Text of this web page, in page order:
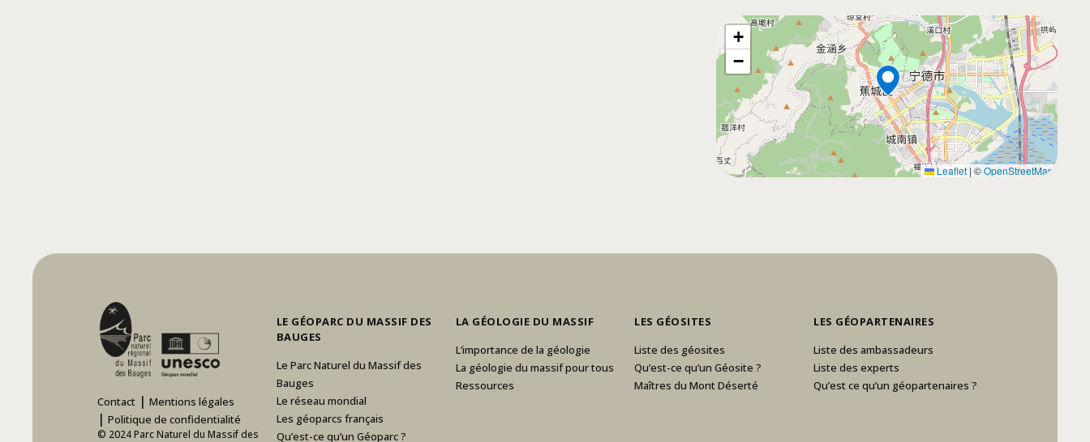
+
−
Leaflet | ©OpenStreetMap
Contact | Mentions légales
| Politique de confidentialité
© 2024 Parc Naturel du Massif des
LE GÉOPARC DU MASSIF DES
BAUGES
Le Parc Naturel du Massif des
Bauges
Le réseau mondial
Les géoparcs français
Qu’est-ce qu’un Géoparc ?
LA GÉOLOGIE DU MASSIF
L’importance de la géologie
La géologie du massif pour tous
Ressources
LES GÉOSITES
Liste des géosites
Qu’est-ce qu’un Géosite ?
Maîtres du Mont Déserté
LES GÉOPARTENAIRES
Liste des ambassadeurs
Liste des experts
Qu’est ce qu’un géopartenaires ?